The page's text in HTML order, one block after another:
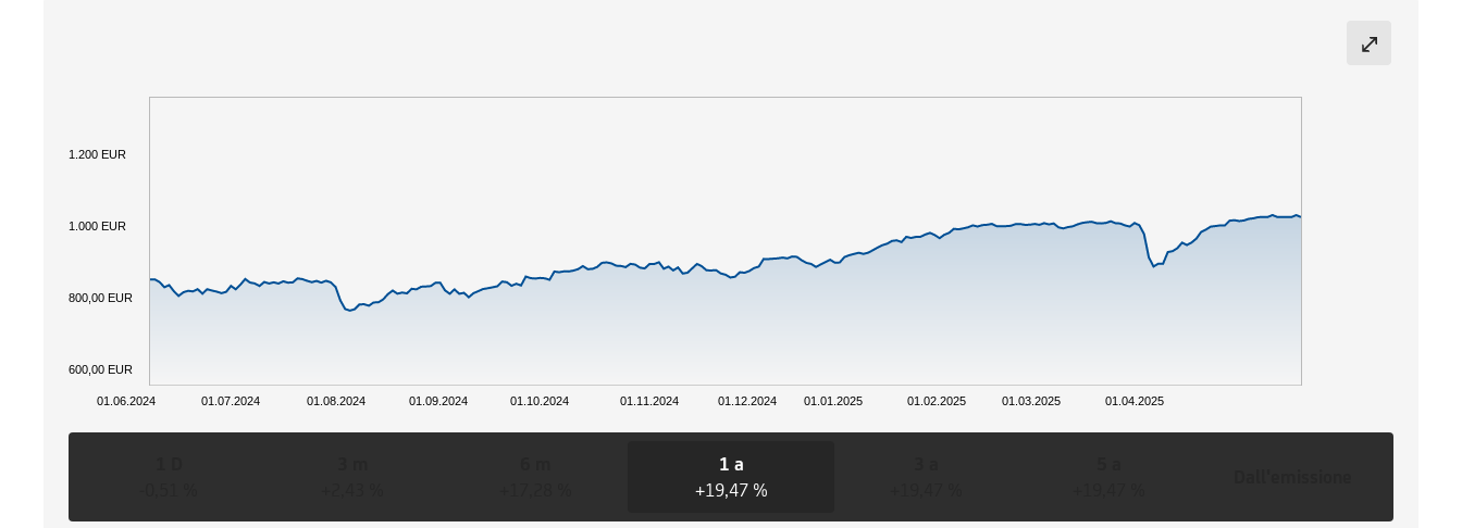
01.07.2024 01.08.2024 01.09.2024 01.10.2024 01.11.2024 01.12.2024 01.01.2025 01.02.2025 01.03.2025 01.04.2025
01.06.2024
600,00 EUR
800,00 EUR
1.000 EUR
1.200 EUR
1 a
+19,47 %